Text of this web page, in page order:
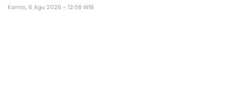
Kamis, 6 Agu 2026 - 12:08 WIB